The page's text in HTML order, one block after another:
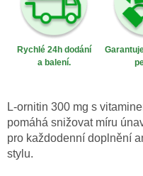
Rychlé 24h dodání
a balení.
L-ornitin 300 mg s
pomáhá snižovat míru
pro každodenní doplnění
stylu.